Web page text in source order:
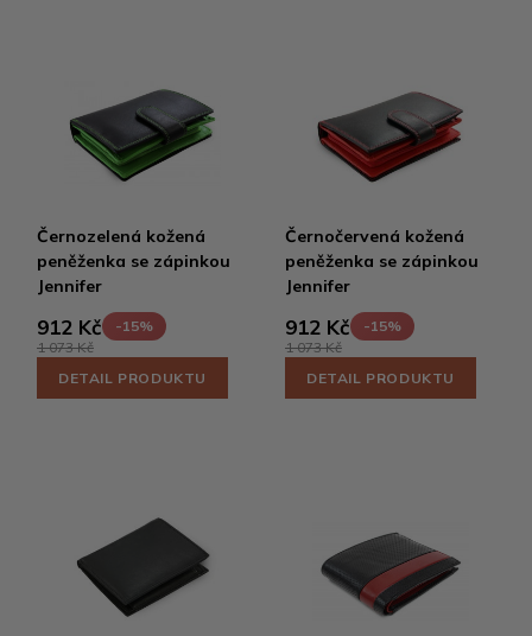
Černozelená kožená
peněženka se zápinkou
Jennifer
912 Kč
-15%
1 073 Kč
DETAIL PRODUKTU
Černočervená kožená
peněženka se zápinkou
Jennifer
912 Kč
-15%
1 073 Kč
DETAIL PRODUKTU